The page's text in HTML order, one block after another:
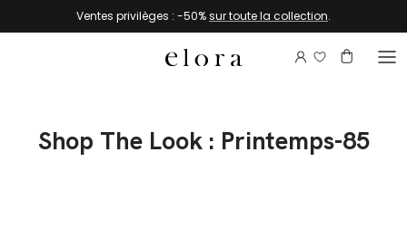
Aller au contenuVentes privilèges : -50%sur toute la collection.
CompteConnectez-
Panier
Shop The Look : Printemps-85